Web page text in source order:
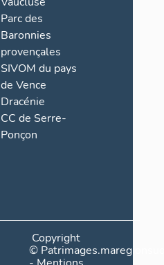
Parc des
Baronnies
provençales
SIVOM du pays
de Vence
Dracénie
CC de Serre-
Ponçon
Copyright
©